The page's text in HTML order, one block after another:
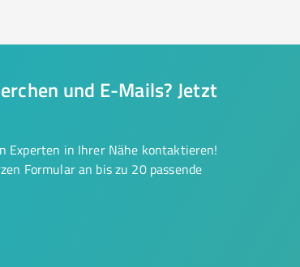
und E-Mails? Jetzt
Experten in Ihrer Nähe kontaktieren!
Formular an bis zu 20 passende